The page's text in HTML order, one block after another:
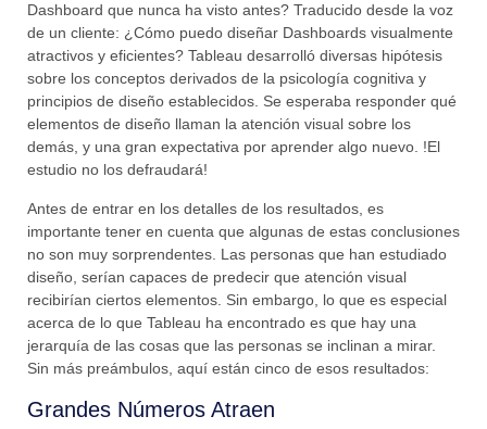
Dashboard que nunca ha visto antes? Traducido desde la voz
de un cliente: ¿Cómo puedo diseñar Dashboards visualmente
atractivos y eficientes? Tableau desarrolló diversas hipótesis
sobre los conceptos derivados de la psicología cognitiva y
principios de diseño establecidos. Se esperaba responder qué
elementos de diseño llaman la atención visual sobre los
demás, y una gran expectativa por aprender algo nuevo. !El
estudio no los defraudará!
Antes de entrar en los detalles de los resultados, es
importante tener en cuenta que algunas de estas conclusiones
no son muy sorprendentes. Las personas que han estudiado
diseño, serían capaces de predecir que atención visual
recibirían ciertos elementos. Sin embargo, lo que es especial
acerca de lo que Tableau ha encontrado es que hay una
jerarquía de las cosas que las personas se inclinan a mirar.
Sin más preámbulos, aquí están cinco de esos resultados:
Grandes Números Atraen